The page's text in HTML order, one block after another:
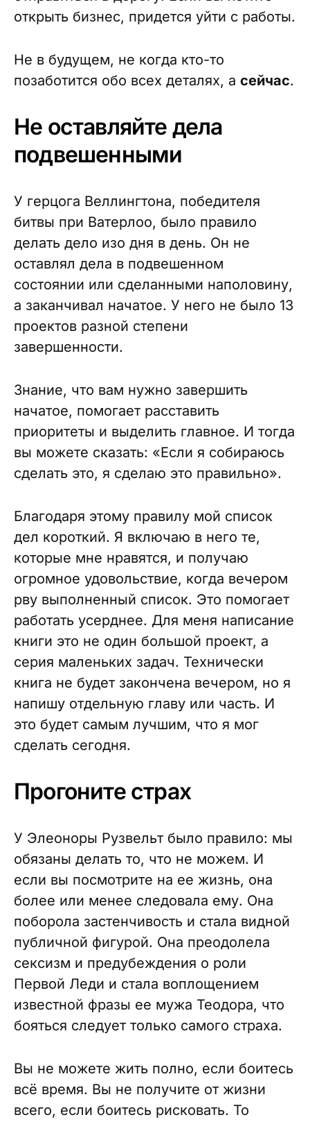
открыть бизнес, придется уйти с работы.
Не в будущем, не когда кто-то
позаботится обо всех деталях, а сейчас.
Не оставляйте дела
подвешенными
У герцога Веллингтона, победителя
битвы при Ватерлоо, было правило
делать дело изо дня в день. Он не
оставлял дела в подвешенном
состоянии или сделанными наполовину,
а заканчивал начатое. У него не было 13
проектов разной степени
завершенности.
Знание, что вам нужно завершить
начатое, помогает расставить
приоритеты и выделить главное. И тогда
вы можете сказать: «Если я собираюсь
сделать это, я сделаю это правильно».
Благодаря этому правилу мой список
дел короткий. Я включаю в него те,
которые мне нравятся, и получаю
огромное удовольствие, когда вечером
рву выполненный список. Это помогает
работать усерднее. Для меня написание
книги это не один большой проект, а
серия маленьких задач. Технически
книга не будет закончена вечером, но я
напишу отдельную главу или часть. И
это будет самым лучшим, что я мог
сделать сегодня.
Прогоните страх
У Элеоноры Рузвельт было правило: мы
обязаны делать то, что не можем. И
если вы посмотрите на ее жизнь, она
более или менее следовала ему. Она
поборола застенчивость и стала видной
публичной фигурой. Она преодолела
сексизм и предубеждения о роли
Первой Леди и стала воплощением
известной фразы ее мужа Теодора, что
бояться следует только самого страха.
Вы не можете жить полно, если боитесь
всё время. Вы не получите от жизни
всего, если боитесь рисковать. То